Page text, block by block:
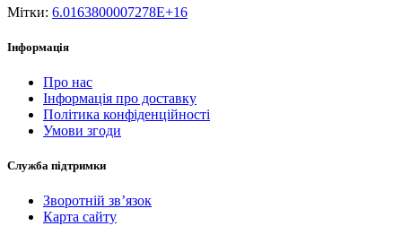
Мітки: 6.0163800007278E+16
Інформація
Про нас
Інформація про доставку
Політика конфіденційності
Умови згоди
Служба підтримки
Зворотній зв’язок
Карта сайту